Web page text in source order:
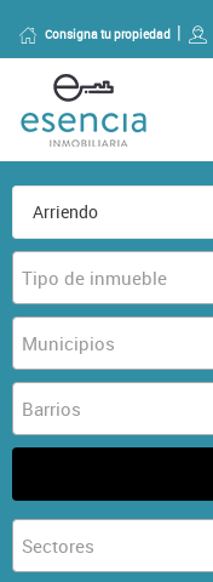
Consigna tu propiedad
Tipo de inmueble
Municipios
Barrios
Sectores